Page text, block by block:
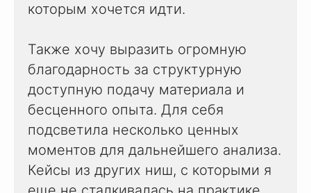
которым хочется идти.
Также хочу выразить огромную
благодарность за структурную
доступную подачу материала и
бесценного опыта. Для себя
подсветила несколько ценных
моментов для дальнейшего анализа.
Кейсы из других ниш, с которыми я